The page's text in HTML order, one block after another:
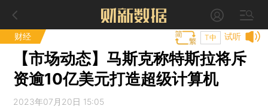
财经 试听
T中
【市场动态】马斯克称特斯拉将斥
资逾10亿美元打造超级计算机
2023年07月20日 15:05